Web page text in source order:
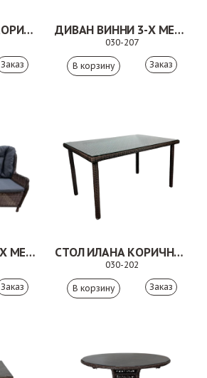
КРЕСЛО ПОЛЛИ КОРИЧНЕВОЕ
Заказ
ДИВАН ВИННИ 3-Х МЕСТНЫЙ КОРИЧНЕВЫЙ
030-207
Заказ
ДИВАН ВИННИ 2-Х МЕСТНЫЙ КОРИЧНЕВЫЙ
Заказ
СТОЛ ИЛАНА КОРИЧНЕВЫЙ
030-202
Заказ